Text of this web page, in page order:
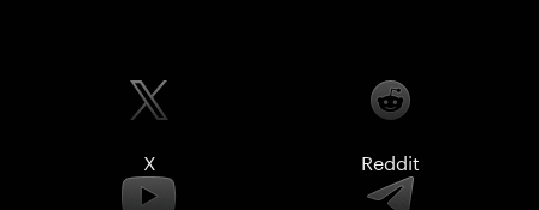
X Reddit